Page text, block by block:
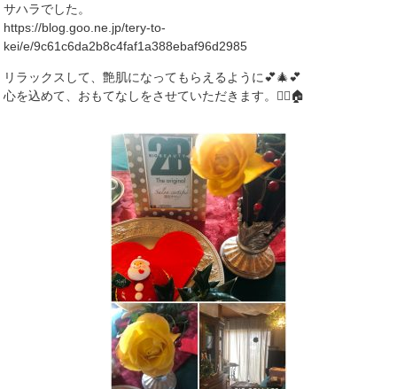
サハラでした。
https://blog.goo.ne.jp/tery-to-
kei/e/9c61c6da2b8c4faf1a388ebaf96d2985
リラックスして、艶肌になってもらえるように💕🎄💕
心を込めて、おもてなしをさせていただきます。🧚‍♀️🏠